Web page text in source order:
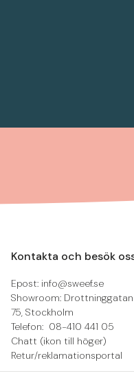
Kontakta och besök
Epost: info@sweef.se
Showroom: Drottninggatan
75, Stockholm
Telefon: 08-410 441 05
Chatt (ikon till höger)
Retur/reklamationsportal